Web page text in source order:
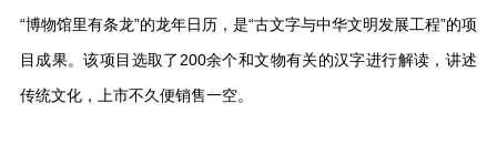
“博物馆里有条龙”的龙年日历，是“古文字与中华文明发展工程”的项
目成果。该项目选取了200余个和文物有关的汉字进行解读，讲述
传统文化，上市不久便销售一空。